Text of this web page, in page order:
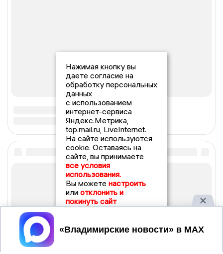
Нажимая кнопку вы
даете согласие на
обработку персональных
данных
с использованием
интернет-сервиса
Яндекс.Метрика,
top.mail.ru, LiveInternet.
На сайте используются
cookie. Оставаясь на
сайте, вы принимаете
все условия
использования.
Вы можете настроить
или отклонить и
покинуть сайт
Принять